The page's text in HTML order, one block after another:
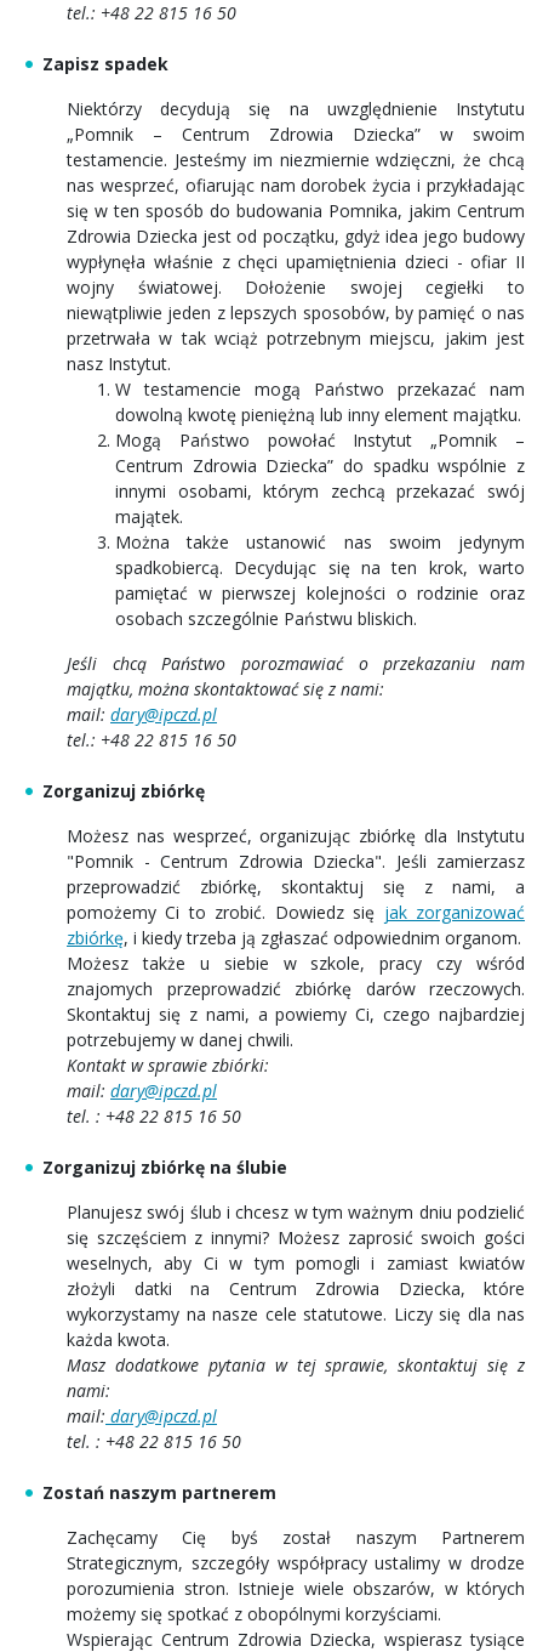
tel.: +48 22 815 16 50
Zapisz spadek
Niektórzy decydują się na uwzględnienie Instytutu
„Pomnik – Centrum Zdrowia Dziecka” w swoim
testamencie. Jesteśmy im niezmiernie wdzięczni, że chcą
nas wesprzeć, ofiarując nam dorobek życia i przykładając
się w ten sposób do budowania Pomnika, jakim Centrum
Zdrowia Dziecka jest od początku, gdyż idea jego budowy
wypłynęła właśnie z chęci upamiętnienia dzieci - ofiar II
wojny światowej. Dołożenie swojej cegiełki to
niewątpliwie jeden z lepszych sposobów, by pamięć o nas
przetrwała w tak wciąż potrzebnym miejscu, jakim jest
nasz Instytut.
W testamencie mogą Państwo przekazać nam
dowolną kwotę pieniężną lub inny element majątku.
Mogą Państwo powołać Instytut „Pomnik –
Centrum Zdrowia Dziecka” do spadku wspólnie z
innymi osobami, którym zechcą przekazać swój
majątek.
Można także ustanowić nas swoim jedynym
spadkobiercą. Decydując się na ten krok, warto
pamiętać w pierwszej kolejności o rodzinie oraz
osobach szczególnie Państwu bliskich.
Jeśli chcą Państwo porozmawiać o przekazaniu nam
majątku, można skontaktować się z nami:
mail: dary@ipczd.pl
tel.: +48 22 815 16 50
Zorganizuj zbiórkę
Możesz nas wesprzeć, organizując zbiórkę dla Instytutu
"Pomnik - Centrum Zdrowia Dziecka". Jeśli zamierzasz
przeprowadzić zbiórkę, skontaktuj się z nami, a
pomożemy Ci to zrobić. Dowiedz się jak zorganizować
zbiórkę, i kiedy trzeba ją zgłaszać odpowiednim organom.
Możesz także u siebie w szkole, pracy czy wśród
znajomych przeprowadzić zbiórkę darów rzeczowych.
Skontaktuj się z nami, a powiemy Ci, czego najbardziej
potrzebujemy w danej chwili.
Kontakt w sprawie zbiórki:
mail: dary@ipczd.pl
tel. : +48 22 815 16 50
Zorganizuj zbiórkę na ślubie
Planujesz swój ślub i chcesz w tym ważnym dniu podzielić
się szczęściem z innymi? Możesz zaprosić swoich gości
weselnych, aby Ci w tym pomogli i zamiast kwiatów
złożyli datki na Centrum Zdrowia Dziecka, które
wykorzystamy na nasze cele statutowe. Liczy się dla nas
każda kwota.
Masz dodatkowe pytania w tej sprawie, skontaktuj się z
nami:
mail: dary@ipczd.pl
tel. : +48 22 815 16 50
Zostań naszym partnerem
Zachęcamy Cię byś został naszym Partnerem
Strategicznym, szczegóły współpracy ustalimy w drodze
porozumienia stron. Istnieje wiele obszarów, w których
możemy się spotkać z obopólnymi korzyściami.
Wspierając Centrum Zdrowia Dziecka, wspierasz tysiące